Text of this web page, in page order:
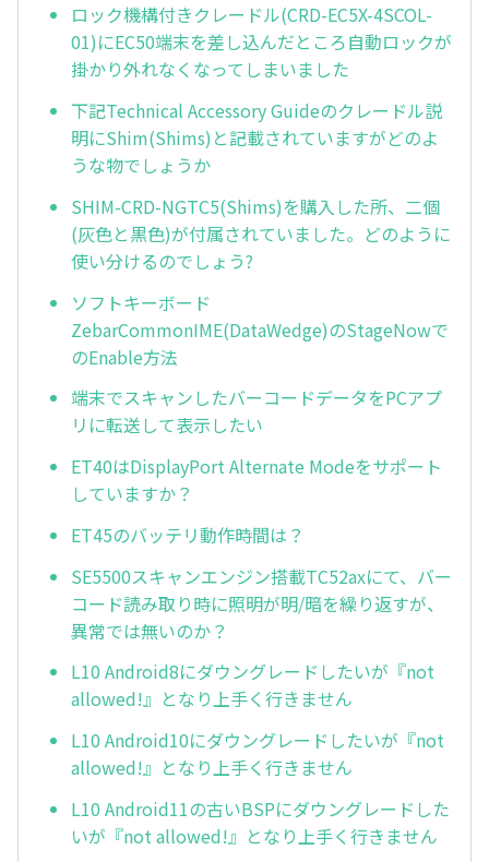
ロック機構付きクレードル(CRD-EC5X-4SCOL-
01)にEC50端末を差し込んだところ自動ロックが
掛かり外れなくなってしまいました
下記Technical Accessory Guideのクレードル説
明にShim(Shims)と記載されていますがどのよ
うな物でしょうか
SHIM-CRD-NGTC5(Shims)を購入した所、二個
(灰色と黒色)が付属されていました。どのように
使い分けるのでしょう?
ソフトキーボード
ZebarCommonIME(DataWedge)のStageNowで
のEnable方法
端末でスキャンしたバーコードデータをPCアプ
リに転送して表示したい
ET40はDisplayPort Alternate Modeをサポート
していますか？
ET45のバッテリ動作時間は？
SE5500スキャンエンジン搭載TC52axにて、バー
コード読み取り時に照明が明/暗を繰り返すが、
異常では無いのか？
L10 Android8にダウングレードしたいが『not
allowed!』となり上手く行きません
L10 Android10にダウングレードしたいが『not
allowed!』となり上手く行きません
L10 Android11の古いBSPにダウングレードした
いが『not allowed!』となり上手く行きません